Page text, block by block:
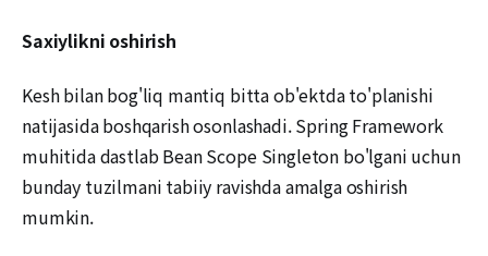
Saxiylikni oshirish
Kesh bilan bog'liq mantiq bitta ob'ektda to'planishi
natijasida boshqarish osonlashadi. Spring Framework
muhitida dastlab Bean Scope Singleton bo'lgani uchun
bunday tuzilmani tabiiy ravishda amalga oshirish
mumkin.